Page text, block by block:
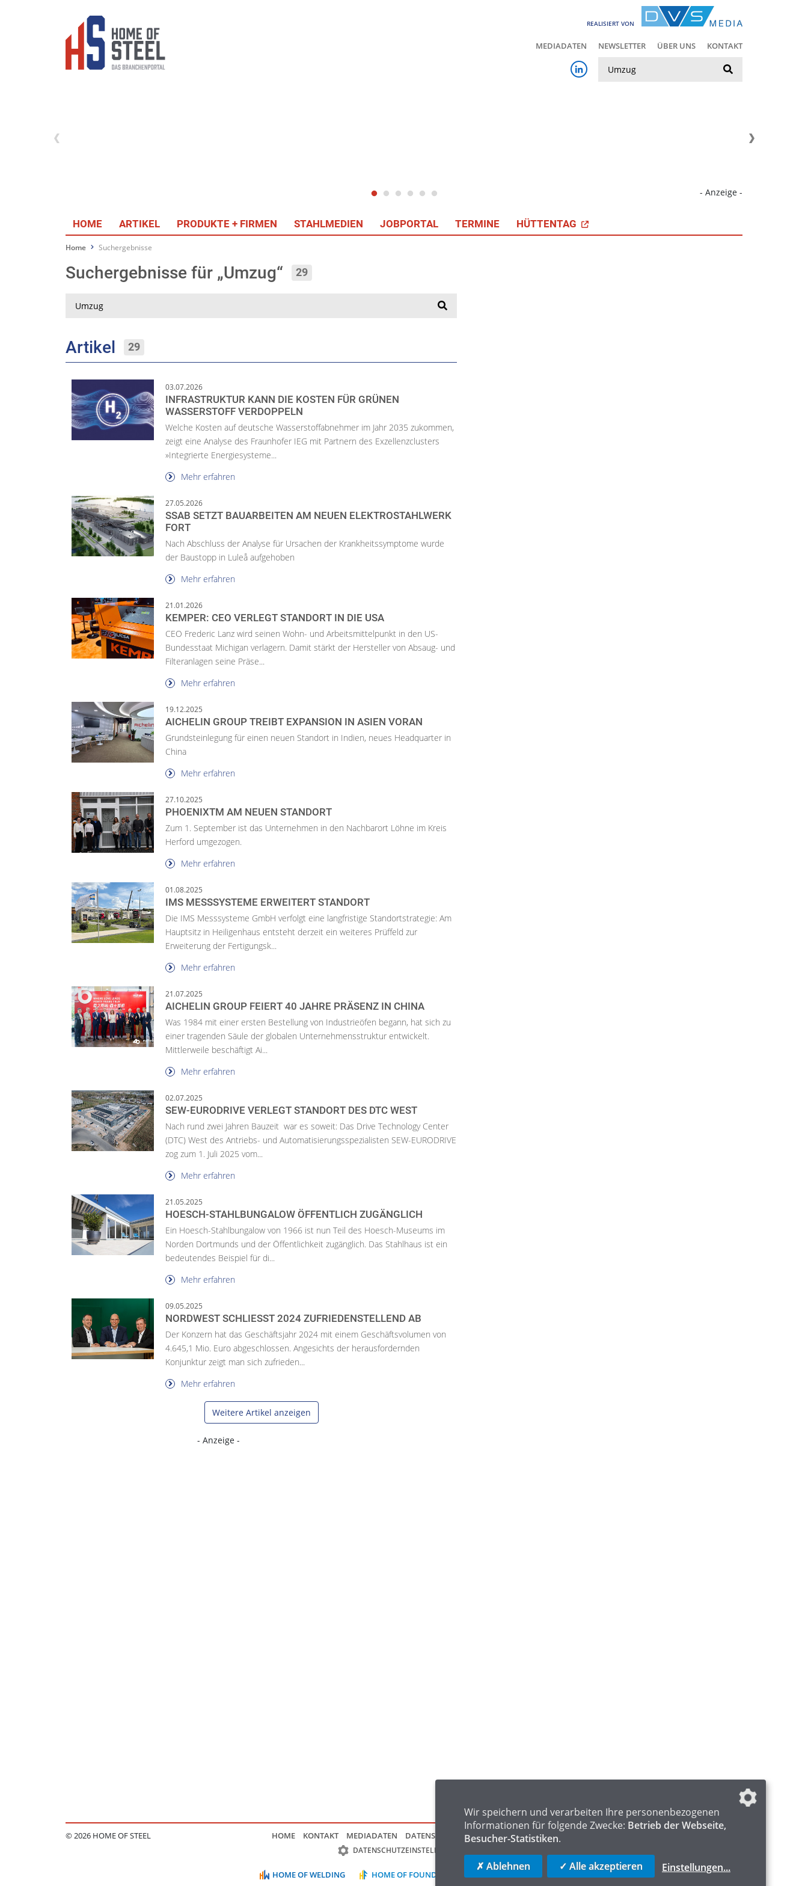
REALISIERT VON
MEDIADATEN NEWSLETTER ÜBER UNS KONTAKT
- Anzeige -
HOME ARTIKEL PRODUKTE + FIRMEN STAHLMEDIEN JOBPORTAL TERMINE HÜTTENTAG
Home Suchergebnisse
Suchergebnisse für „Umzug“ 29
Artikel 29
03.07.2026
INFRASTRUKTUR KANN DIE KOSTEN FÜR GRÜNEN
WASSERSTOFF VERDOPPELN
Welche Kosten auf deutsche Wasserstoffabnehmer im Jahr 2035 zukommen,
zeigt eine Analyse des Fraunhofer IEG mit Partnern des Exzellenzclusters
»Integrierte Energiesysteme...
Mehr erfahren
27.05.2026
SSAB SETZT BAUARBEITEN AM NEUEN ELEKTROSTAHLWERK
FORT
Nach Abschluss der Analyse für Ursachen der Krankheitssymptome wurde
der Baustopp in Luleå aufgehoben
Mehr erfahren
21.01.2026
KEMPER: CEO VERLEGT STANDORT IN DIE USA
CEO Frederic Lanz wird seinen Wohn- und Arbeitsmittelpunkt in den US-
Bundesstaat Michigan verlagern. Damit stärkt der Hersteller von Absaug- und
Filteranlagen seine Präse...
Mehr erfahren
19.12.2025
AICHELIN GROUP TREIBT EXPANSION IN ASIEN VORAN
Grundsteinlegung für einen neuen Standort in Indien, neues Headquarter in
China
Mehr erfahren
27.10.2025
PHOENIXTM AM NEUEN STANDORT
Zum 1. September ist das Unternehmen in den Nachbarort Löhne im Kreis
Herford umgezogen.
Mehr erfahren
01.08.2025
IMS MESSSYSTEME ERWEITERT STANDORT
Die IMS Messsysteme GmbH verfolgt eine langfristige Standortstrategie: Am
Hauptsitz in Heiligenhaus entsteht derzeit ein weiteres Prüffeld zur
Erweiterung der Fertigungsk...
Mehr erfahren
21.07.2025
AICHELIN GROUP FEIERT 40 JAHRE PRÄSENZ IN CHINA
Was 1984 mit einer ersten Bestellung von Industrieöfen begann, hat sich zu
einer tragenden Säule der globalen Unternehmensstruktur entwickelt.
Mittlerweile beschäftigt Ai...
Mehr erfahren
02.07.2025
SEW-EURODRIVE VERLEGT STANDORT DES DTC WEST
Nach rund zwei Jahren Bauzeit war es soweit: Das Drive Technology Center
(DTC) West des Antriebs- und Automatisierungsspezialisten SEW-EURODRIVE
zog zum 1. Juli 2025 vom...
Mehr erfahren
21.05.2025
HOESCH-STAHLBUNGALOW ÖFFENTLICH ZUGÄNGLICH
Ein Hoesch-Stahlbungalow von 1966 ist nun Teil des Hoesch-Museums im
Norden Dortmunds und der Öffentlichkeit zugänglich. Das Stahlhaus ist ein
bedeutendes Beispiel für di...
Mehr erfahren
09.05.2025
NORDWEST SCHLIESST 2024 ZUFRIEDENSTELLEND AB
Der Konzern hat das Geschäftsjahr 2024 mit einem Geschäftsvolumen von
4.645,1 Mio. Euro abgeschlossen. Angesichts der herausfordernden
Konjunktur zeigt man sich zufrieden...
Mehr erfahren
Weitere Artikel anzeigen
- Anzeige -
© 2026 HOME OF STEEL HOME KONTAKT MEDIADATEN DATENSCHUTZ IMPRESSUM FAQ
DATENSCHUTZEINSTELLUNGEN
HOME OF WELDING HOME OF FOUNDRY HOME OF LOGISTICS
Wir speichern und verarbeiten Ihre personenbezogenen
Informationen für folgende Zwecke: Betrieb der Webseite,
Besucher-Statistiken.
✗ Ablehnen ✓ Alle akzeptieren Einstellungen...